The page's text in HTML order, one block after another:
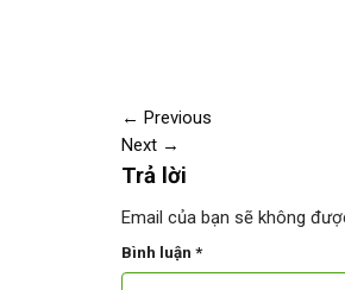
← Previous
Next →
Trả lời
Email của bạn sẽ không
Bình luận *